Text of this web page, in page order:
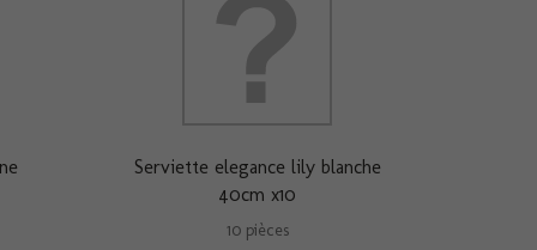
Serviette elegance lily blanche
40cm x10
10 pièces